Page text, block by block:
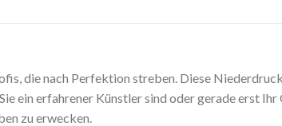
die nach Perfektion streben. Diese
ein erfahrener Künstler sind oder gerade erst
zu erwecken.